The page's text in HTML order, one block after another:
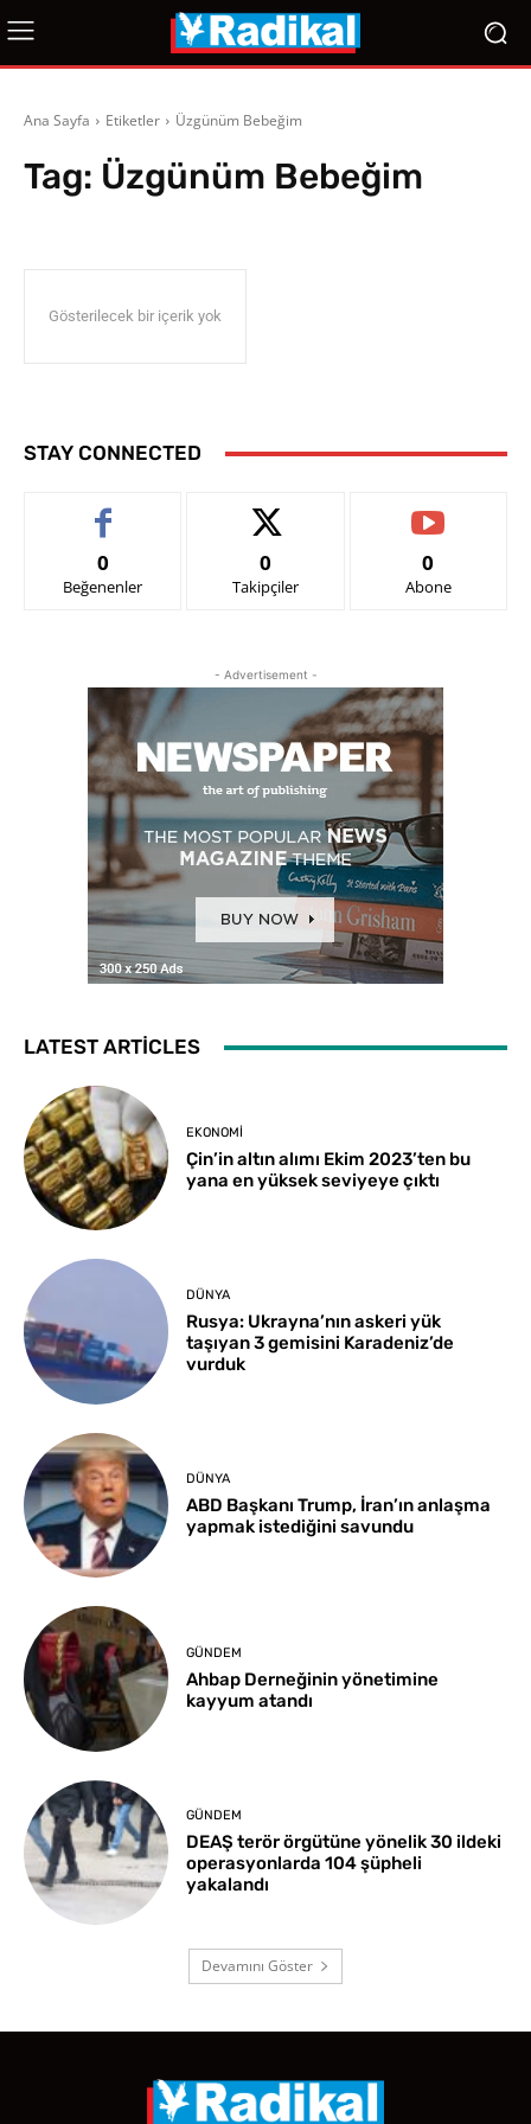
Ana Sayfa Etiketler Üzgünüm Bebeğim
Tag: Üzgünüm Bebeğim
Gösterilecek bir içerik yok
STAY CONNECTED
0
Beğenenler
0
Takipçiler
0
Abone
- Advertisement -
LATEST ARTICLES
EKONOMI
Çin’in altın alımı Ekim 2023’ten bu
yana en yüksek seviyeye çıktı
DÜNYA
Rusya: Ukrayna’nın askeri yük
taşıyan 3 gemisini Karadeniz’de
vurduk
DÜNYA
ABD Başkanı Trump, İran’ın anlaşma
yapmak istediğini savundu
GÜNDEM
Ahbap Derneğinin yönetimine
kayyum atandı
GÜNDEM
DEAŞ terör örgütüne yönelik 30 ildeki
operasyonlarda 104 şüpheli
yakalandı
Devamını Göster